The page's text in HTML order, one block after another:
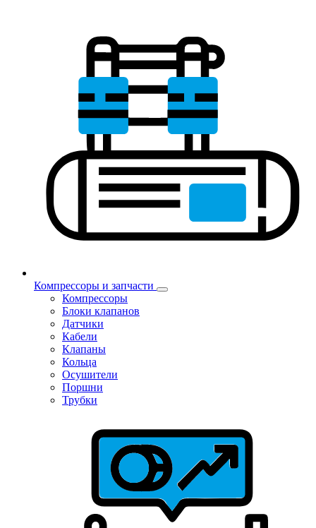
Компрессоры и запчасти
Компрессоры
Блоки клапанов
Датчики
Кабели
Клапаны
Кольца
Осушители
Поршни
Трубки